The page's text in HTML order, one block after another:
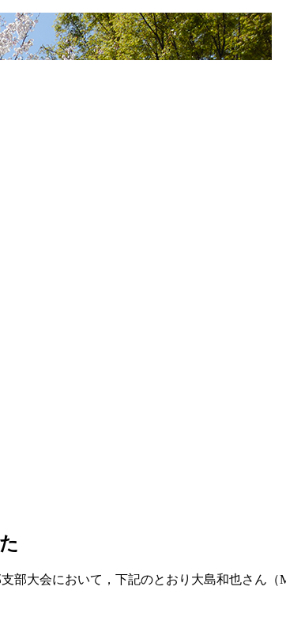
部大会において，下記のとおり大島和也さん（